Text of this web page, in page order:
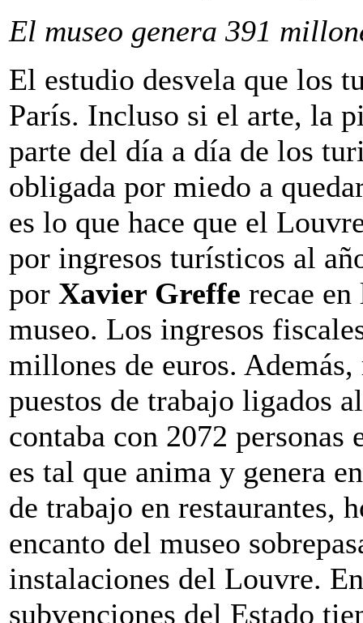
El museo genera 391
El estudio desvela que los
París. Incluso si el arte, la
parte del día a día de los
obligada por miedo a
es lo que hace que el
por ingresos turísticos al
por Xavier Greffe recae
museo. Los ingresos
millones de euros.
puestos de trabajo ligados
contaba con 2072
es tal que anima y genera
de trabajo en restaurantes,
encanto del museo
instalaciones del Louvre.
subvenciones del Estado